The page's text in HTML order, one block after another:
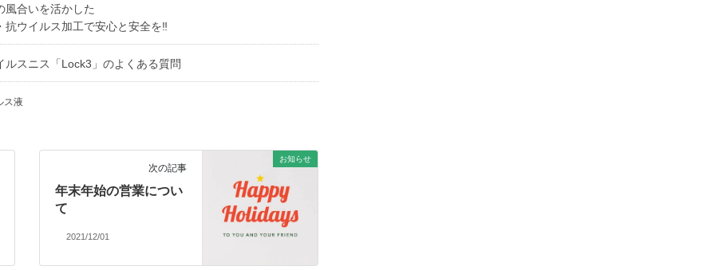
風合いを活かした
抗ウイルス加工で安心と安全を‼
ルスニス「Lock3」のよくある質問
ス液
お知らせ
次の記事
年末年始の営業につい
て
2021/12/01